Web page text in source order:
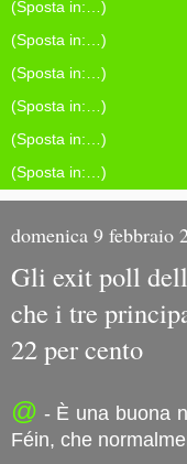
domenica 9 febbraio
Gli exit poll
che i tre
22 per cento
@ - È una buona
Féin, che